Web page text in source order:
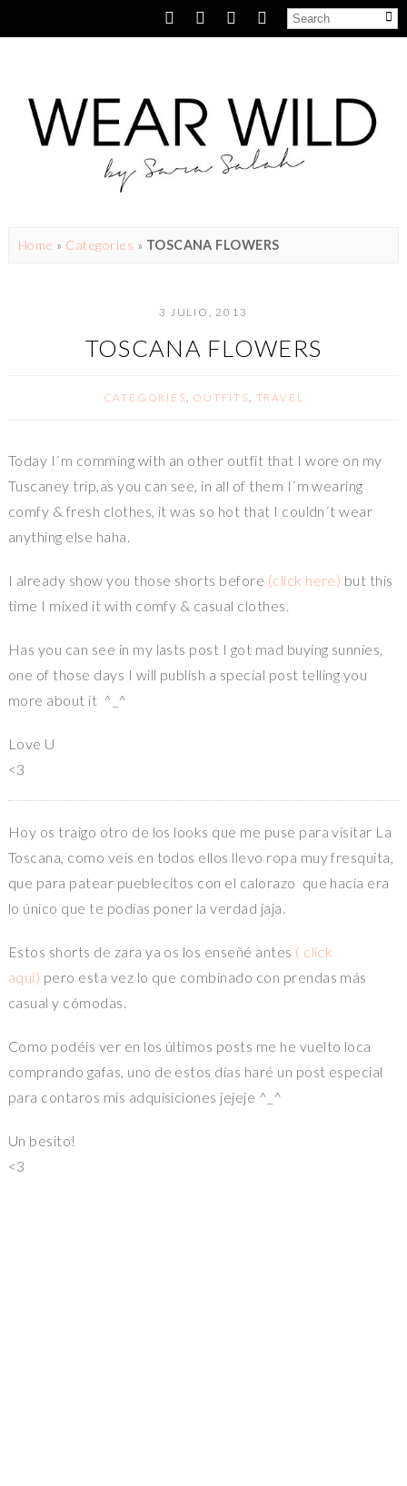
Home » Categories » TOSCANA FLOWERS
3 JULIO, 2013
TOSCANA FLOWERS
CATEGORIES OUTFITS TRAVEL
Today I´m comming with an other outfit that I wore on my
Tuscaney trip,as you can see, in all of them I´m wearing
comfy & fresh clothes, it was so hot that I couldn´t wear
anything else haha.
I already show you those shorts before (click here) but this
time I mixed it with comfy & casual clothes.
Has you can see in my lasts post I got mad buying sunnies,
one of those days I will publish a special post telling you
more about it ^_^
Love U
<3
Hoy os traigo otro de los looks que me puse para visitar La
Toscana, como veis en todos ellos llevo ropa muy fresquita,
que para patear pueblecitos con el calorazo que hacía era
lo único que te podías poner la verdad jaja.
Estos shorts de zara ya os los enseñé antes ( click
aquí) pero esta vez lo que combinado con prendas más
casual y cómodas.
Como podéis ver en los últimos posts me he vuelto loca
comprando gafas, uno de estos días haré un post especial
para contaros mis adquisiciones jejeje ^_^
Un besito!
<3